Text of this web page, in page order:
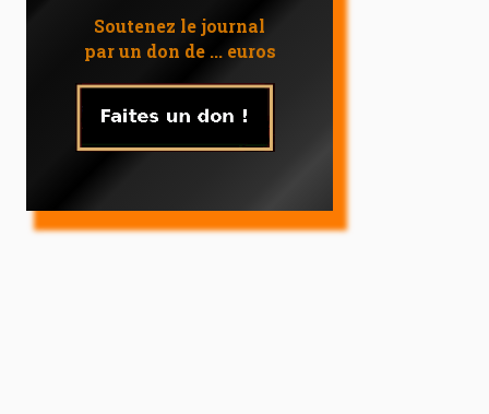
Soutenez le journal
par un don de ... euros